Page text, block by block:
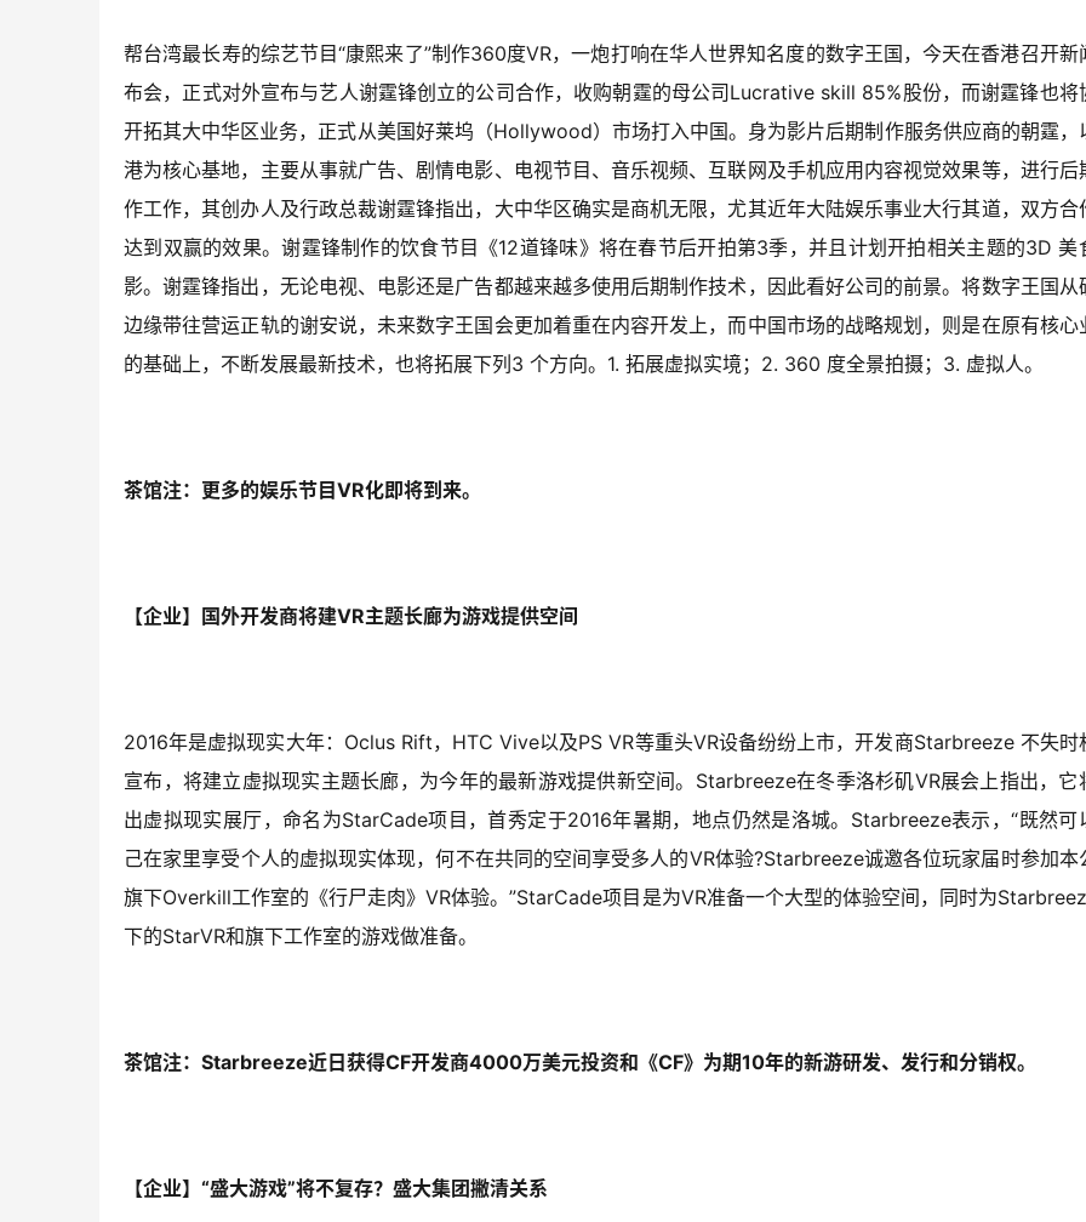
帮台湾最长寿的综艺节目“康熙来了”制作360度VR，一炮打响在华人世界知名度的数字王国，今天在香港召开新
布会，正式对外宣布与艺人谢霆锋创立的公司合作，收购朝霆的母公司Lucrative skill 85%股份，而谢霆锋也将
开拓其大中华区业务，正式从美国好莱坞（Hollywood）市场打入中国。身为影片后期制作服务供应商的朝霆，
港为核心基地，主要从事就广告、剧情电影、电视节目、音乐视频、互联网及手机应用内容视觉效果等，进行后
作工作，其创办人及行政总裁谢霆锋指出，大中华区确实是商机无限，尤其近年大陆娱乐事业大行其道，双方合
达到双赢的效果。谢霆锋制作的饮食节目《12道锋味》将在春节后开拍第3季，并且计划开拍相关主题的3D 美
影。谢霆锋指出，无论电视、电影还是广告都越来越多使用后期制作技术，因此看好公司的前景。将数字王国从
边缘带往营运正轨的谢安说，未来数字王国会更加着重在内容开发上，而中国市场的战略规划，则是在原有核心
的基础上，不断发展最新技术，也将拓展下列3 个方向。1. 拓展虚拟实境；2. 360 度全景拍摄；3. 虚拟人。
茶馆注：更多的娱乐节目VR化即将到来。
【企业】国外开发商将建VR主题长廊为游戏提供空间
2016年是虚拟现实大年：Oclus Rift，HTC Vive以及PS VR等重头VR设备纷纷上市，开发商Starbreeze 不失时
宣布，将建立虚拟现实主题长廊，为今年的最新游戏提供新空间。Starbreeze在冬季洛杉矶VR展会上指出，它
出虚拟现实展厅，命名为StarCade项目，首秀定于2016年暑期，地点仍然是洛城。Starbreeze表示，“既然可
己在家里享受个人的虚拟现实体现，何不在共同的空间享受多人的VR体验?Starbreeze诚邀各位玩家届时参加本
旗下Overkill工作室的《行尸走肉》VR体验。”StarCade项目是为VR准备一个大型的体验空间，同时为
下的StarVR和旗下工作室的游戏做准备。
茶馆注：Starbreeze近日获得CF开发商4000万美元投资和《CF》为期10年的新游研发、发行和分销权。
【企业】“盛大游戏”将不复存？盛大集团撇清关系